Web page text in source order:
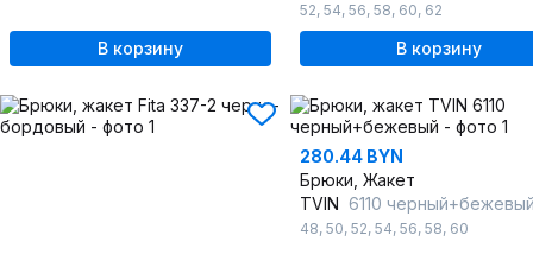
В корзину
52, 54, 56, 58, 60, 62
В корзину
280.44 BYN
Брюки, Жакет
TVIN 6110
48, 50, 52, 54, 56, 58, 60